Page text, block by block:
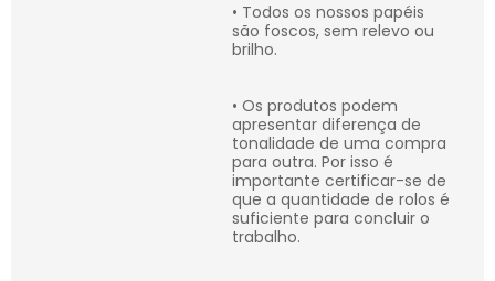
• Todos os nossos papéis
são foscos, sem relevo ou
brilho.
• Os produtos podem
apresentar diferença de
tonalidade de uma compra
para outra. Por isso é
importante certificar-se de
que a quantidade de rolos é
suficiente para concluir o
trabalho.